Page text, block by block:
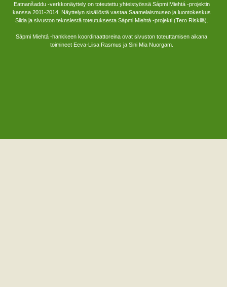
Eatnanšaddu -verkkonäyttely on toteutettu yhteistyössä Sápmi Miehtá -projektin
kanssa 2011-2014. Näyttelyn sisällöstä vastaa Saamelaismuseo ja luontokeskus
Siida ja sivuston teknsiestä toteutuksesta Sápmi Miehtá -projekti (Tero Riskilä).
Sápmi Miehtá -hankkeen koordinaattoreina ovat sivuston toteuttamisen aikana
toimineet Eeva-Liisa Rasmus ja Sini Mia Nuorgam.